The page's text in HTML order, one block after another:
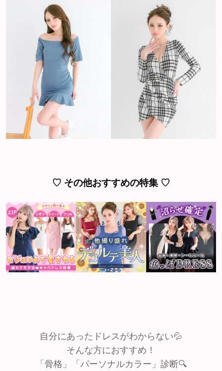
♡ その他おすすめの特集 ♡
自分にあったドレスがわからない💦
そんな方におすすめ！
「骨格」「パーソナルカラー」診断🔍